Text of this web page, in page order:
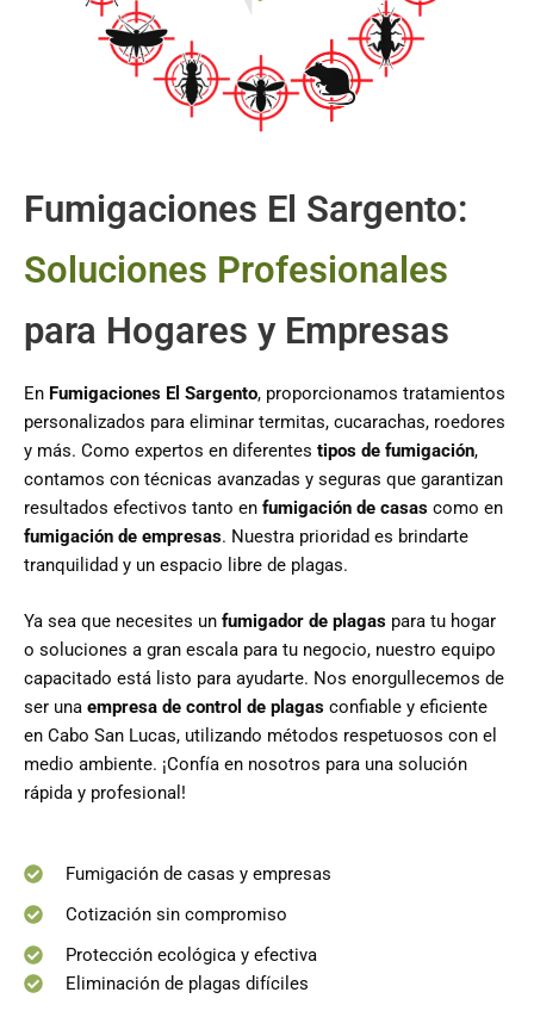
Fumigaciones El Sargento:
Soluciones Profesionales
para Hogares y Empresas
En Fumigaciones El Sargento, proporcionamos tratamientos
personalizados para eliminar termitas, cucarachas, roedores
y más. Como expertos en diferentes tipos de fumigación,
contamos con técnicas avanzadas y seguras que garantizan
resultados efectivos tanto en fumigación de casas como en
fumigación de empresas. Nuestra prioridad es brindarte
tranquilidad y un espacio libre de plagas.
Ya sea que necesites un fumigador de plagas para tu hogar
o soluciones a gran escala para tu negocio, nuestro equipo
capacitado está listo para ayudarte. Nos enorgullecemos de
ser una empresa de control de plagas confiable y eficiente
en Cabo San Lucas, utilizando métodos respetuosos con el
medio ambiente. ¡Confía en nosotros para una solución
rápida y profesional!
Fumigación de casas y empresas
Cotización sin compromiso
Protección ecológica y efectiva
Eliminación de plagas difíciles